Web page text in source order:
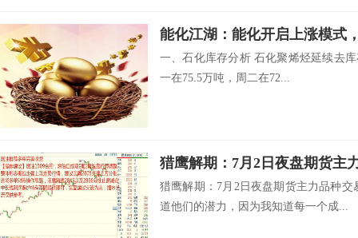
能化江湖：能化开启上涨模式
一、石化库存分析 石化聚烯烃延续去
一在75.5万吨，周二在72...
猎鹰解期：7月2日夜盘期货主
猎鹰解期：7月2日夜盘期货主力品种
道他们的潜力，因为我知道每一个成...